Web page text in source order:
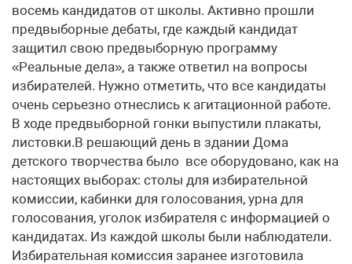
восемь кандидатов от школы. Активно прошли
предвыборные дебаты, где каждый кандидат
защитил свою предвыборную программу
«Реальные дела», а также ответил на вопросы
избирателей. Нужно отметить, что все кандидаты
очень серьезно отнеслись к агитационной работе.
В ходе предвыборной гонки выпустили плакаты,
листовки.В решающий день в здании Дома
детского творчества было все оборудовано, как на
настоящих выборах: столы для избирательной
комиссии, кабинки для голосования, урна для
голосования, уголок избирателя с информацией о
кандидатах. Из каждой школы были наблюдатели.
Избирательная комиссия заранее изготовила